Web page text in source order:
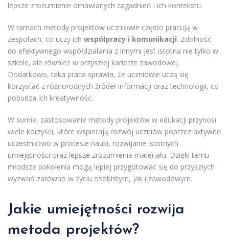
lepsze zrozumienie omawianych zagadnień i ich kontekstu.
W ramach metody projektów uczniowie często pracują w
zespołach, co uczy ich współpracy i komunikacji. Zdolność
do efektywnego współdziałania z innymi jest istotna nie tylko w
szkole, ale również w przyszłej karierze zawodowej.
Dodatkowo, taka praca sprawia, że uczniowie uczą się
korzystać z różnorodnych źródeł informacji oraz technologii, co
pobudza ich kreatywność.
W sumie, zastosowanie metody projektów w edukacji przynosi
wiele korzyści, które wspierają rozwój uczniów poprzez aktywne
uczestnictwo w procesie nauki, rozwijanie istotnych
umiejętności oraz lepsze zrozumienie materiału. Dzięki temu
młodsze pokolenia mogą lepiej przygotować się do przyszłych
wyzwań zarówno w życiu osobistym, jak i zawodowym.
Jakie umiejętności rozwija
metoda projektów?